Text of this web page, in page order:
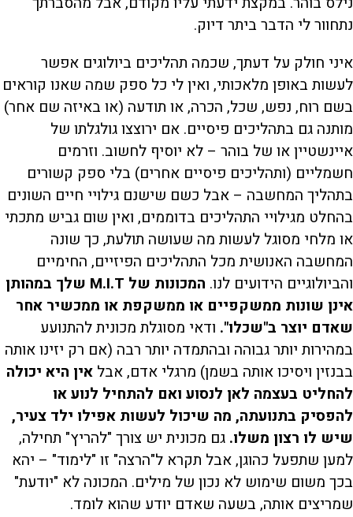
נתחוור לי הדבר ביתר דיוק.
איני חולק על דעתך, שכמה תהליכים ביולוגים אפשר
לעשות באופן מלאכותי, ואין לי כל ספק שמה שאנו קוראים
בשם רוח, נפש, שכל, הכרה, או תודעה (או באיזה שם אחר)
מותנה גם בתהליכים פיסיים. אם ירוצצו גולגלתו של
איינשטיין או של בוהר – לא יוסיף לחשוב. וזרמים
חשמליים (ותהליכים פיסיים אחרים) בלי ספק קשורים
בתהליך המחשבה – אבל כשם שישנם גילויי חיים השונים
בהחלט מגילויי התהליכים בדוממים, ואין שום גביש מתכתי
או מלחי מסוגל לעשות מה שעושה תולעת, כך שונה
המחשבה האנושית מכל התהליכים הפיזיים, החימיים
והביולוגיים הידועים לנו.
המכונות של M.I.T שלך במהותן
אינן שונות ממשקפיים או ממשקפת או ממכשיר אחר
שאדם יוצר ב"שכלו". ודאי מסוגלת מכונית להתנועע
במהירות יותר גבוהה ובהתמדה יותר רבה (אם רק יזינו אותה
בבנזין ויסיכו אותה בשמן) מרגלי אדם, אבל אין היא יכולה
להחליט בעצמה לאן לנסוע ואם להתחיל לנוע או
להפסיק בתנועתה, מה שיכול לעשות אפילו ילד צעיר,
שיש לו רצון משלו. גם מכונית יש צורך "להריץ" תחילה,
למען שתפעל כהוגן, אבל תקרא ל"הרצה" זו "לימוד" – יהא
בכך משום שימוש לא נכון של מילים. המכונה לא "יודעת"
שמריצים אותה, בשעה שאדם יודע שהוא לומד.